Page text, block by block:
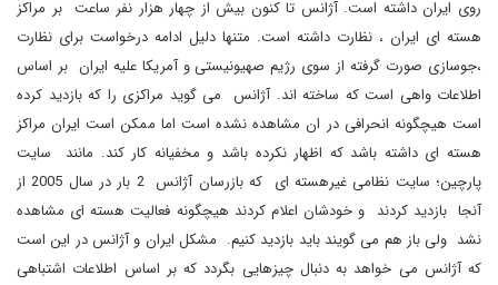
روی ایران داشته است. آژانس تا کنون بیش از چهار هزار نفر ساعت بر مراکز
هسته ای ایران ، نظارت داشته است. متنها دلیل ادامه درخواست برای نظارت
،جوسازی صورت گرفته از سوی رژیم صهیونیستی و آمریکا علیه ایران بر اساس
اطلاعات واهی است که ساخته اند. آژانس می گوید مراکزی را که بازدید کرده
است هیچگونه انحرافی در ان مشاهده نشده است اما ممکن است ایران مراکز
هسته ای داشته باشد که اظهار نکرده باشد و مخفیانه کار کند. مانند سایت
پارچین؛ سایت نظامی غیرهسته ای که بازرسان آژانس 2 بار در سال 2005 از
آنجا بازدید کردند و خودشان اعلام کردند هیچگونه فعالیت هسته ای مشاهده
نشد ولی باز هم می گویند باید بازدید کنیم. مشکل ایران و آژانس در این است
که آژانس می خواهد به دنبال چیزهایی بگردد که بر اساس اطلاعات اشتباهی